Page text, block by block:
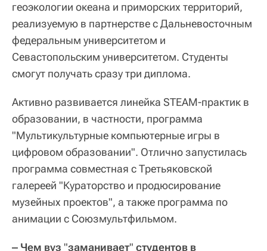
геоэкологии океана и приморских территорий,
реализуемую в партнерстве с Дальневосточным
федеральным университетом и
Севастопольским университетом. Студенты
смогут получать сразу три диплома.
Активно развивается линейка STEAM-практик в
образовании, в частности, программа
"Мультикультурные компьютерные игры в
цифровом образовании". Отлично запустилась
программа совместная с Третьяковской
галереей "Кураторство и продюсирование
музейных проектов", а также программа по
анимации с Союзмультфильмом.
‒ Чем вуз "заманивает" студентов в